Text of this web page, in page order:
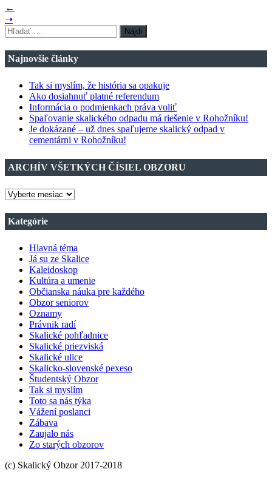
←
➝
Hľadať:
Najnovšie články
Tak si myslím, že história sa opakuje
Ako dosiahnuť platné referendum
Informácia o podmienkach práva voliť
Spaľovanie skalického odpadu má riešenie v Rohožníku!
Je dokázané – už dnes spaľujeme skalický odpad v
cementárni v Rohožníku!
ARCHÍV VŠETKÝCH ČÍSIEL OBZORU
ARCHÍV
ČÍSIEL
OBZORU
Kategórie
Hlavná téma
Já su ze Skalice
Kaleidoskop
Kultúra a umenie
Občianska náuka pre každého
Obzor seniorov
Oznamy
Právnik radí
Skalické pohľadnice
Skalické priezviská
Skalické ulice
Skalicko-slovenské pexeso
Študentský Obzor
Tak si myslím
Toto sa nás týka
Vážení poslanci
Zábava
Zaujalo nás
Zo starých obzorov